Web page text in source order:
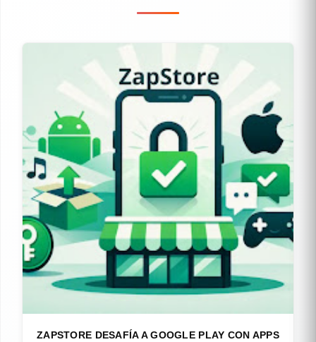
ZAPSTORE DESAFÍA A GOOGLE PLAY CON APPS